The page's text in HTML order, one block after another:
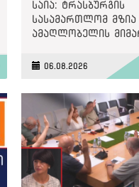
საია: ტრასბურგის
სასამართლომ მზია
ამაღლობელის
მოტივირებულ
საქმეზე მეოთხე
06.08.2026